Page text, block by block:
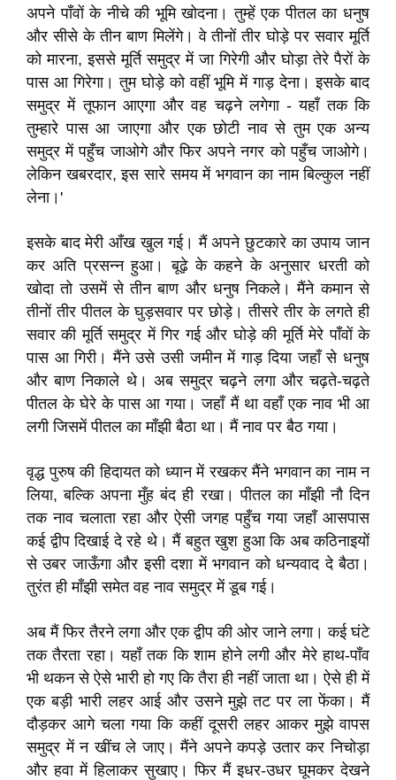
अपने पाँवों के नीचे की भूमि खोदना। तुम्हें एक पीतल का धनुष
और सीसे के तीन बाण मिलेंगे। वे तीनों तीर घोड़े पर सवार मूर्ति
को मारना, इससे मूर्ति समुद्र में जा गिरेगी और घोड़ा तेरे पैरों के
पास आ गिरेगा। तुम घोड़े को वहीं भूमि में गाड़ देना। इसके बाद
समुद्र में तूफान आएगा और वह चढ़ने लगेगा - यहाँ तक कि
तुम्हारे पास आ जाएगा और एक छोटी नाव से तुम एक अन्य
समुद्र में पहुँच जाओगे और फिर अपने नगर को पहुँच जाओगे।
लेकिन खबरदार, इस सारे समय में भगवान का नाम बिल्कुल नहीं
लेना।'
इसके बाद मेरी आँख खुल गई। मैं अपने छुटकारे का उपाय जान
कर अति प्रसन्न हुआ। बूढ़े के कहने के अनुसार धरती को
खोदा तो उसमें से तीन बाण और धनुष निकले। मैंने कमान से
तीनों तीर पीतल के घुड़सवार पर छोड़े। तीसरे तीर के लगते ही
सवार की मूर्ति समुद्र में गिर गई और घोड़े की मूर्ति मेरे पाँवों के
पास आ गिरी। मैंने उसे उसी जमीन में गाड़ दिया जहाँ से धनुष
और बाण निकाले थे। अब समुद्र चढ़ने लगा और चढ़ते-चढ़ते
पीतल के घेरे के पास आ गया। जहाँ मैं था वहाँ एक नाव भी आ
लगी जिसमें पीतल का माँझी बैठा था। मैं नाव पर बैठ गया।
वृद्ध पुरुष की हिदायत को ध्यान में रखकर मैंने भगवान का नाम न
लिया, बल्कि अपना मुँह बंद ही रखा। पीतल का माँझी नौ दिन
तक नाव चलाता रहा और ऐसी जगह पहुँच गया जहाँ आसपास
कई द्वीप दिखाई दे रहे थे। मैं बहुत खुश हुआ कि अब कठिनाइयों
से उबर जाऊँगा और इसी दशा में भगवान को धन्यवाद दे बैठा।
तुरंत ही माँझी समेत वह नाव समुद्र में डूब गई।
अब मैं फिर तैरने लगा और एक द्वीप की ओर जाने लगा। कई घंटे
तक तैरता रहा। यहाँ तक कि शाम होने लगी और मेरे हाथ-पाँव
भी थकन से ऐसे भारी हो गए कि तैरा ही नहीं जाता था। ऐसे ही में
एक बड़ी भारी लहर आई और उसने मुझे तट पर ला फेंका। मैं
दौड़कर आगे चला गया कि कहीं दूसरी लहर आकर मुझे वापस
समुद्र में न खींच ले जाए। मैंने अपने कपड़े उतार कर निचोड़ा
और हवा में हिलाकर सुखाए। फिर मैं इधर-उधर घूमकर देखने